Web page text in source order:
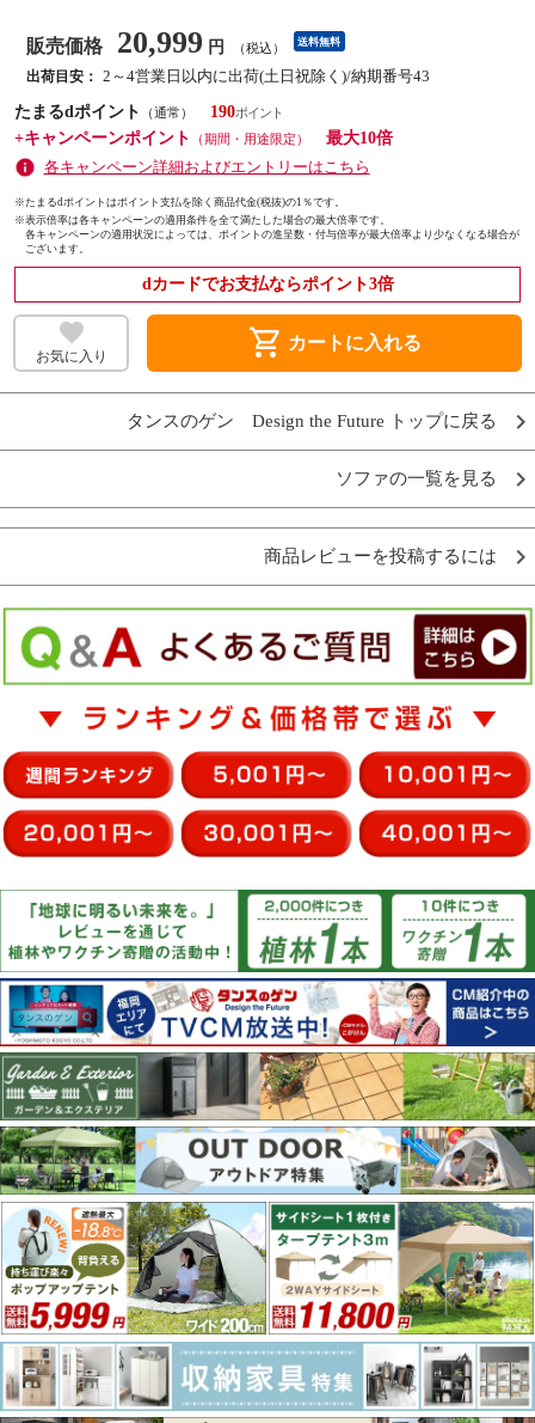
販売価格 20,999 円 （税込） 送料無料
出荷目安： 2～4営業日以内に出荷(土日祝除く)/納期番号43
たまるdポイント
（通常）
190
+キャンペーンポイント
（期間・用途限定）
最大10倍
各キャンペーン詳細およびエントリーはこちら
※たまるdポイントはポイント支払を除く商品代金(税抜)の1％です。
※表示倍率は各キャンペーンの適用条件を全て満たした場合の最大倍率です。
各キャンペーンの適用状況によっては、ポイントの進呈数・付与倍率が最大倍率より少なくなる場合が
ございます。
dカードでお支払ならポイント3倍
お気に入り shopping_cart カートに入れる
タンスのゲン Design the Future トップに戻る
ソファの一覧を見る
商品レビューを投稿するには